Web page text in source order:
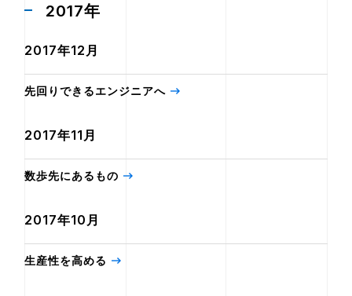
2017年
2017年12月
先回りできるエンジニアへ
2017年11月
数歩先にあるもの
2017年10月
生産性を高める